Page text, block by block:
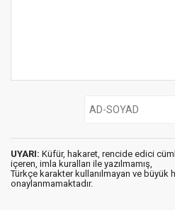
UYARI: Küfür, hakaret, rencide edici
içeren, imla kuralları ile yazılmamış,
Türkçe karakter kullanılmayan ve büyük
onaylanmamaktadır.